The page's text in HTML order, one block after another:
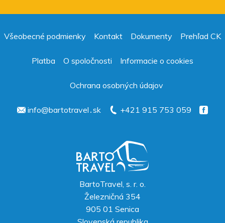
BartoTravel, s. r. o.
Železničná 354
905 01 Senica
Všeobecné podmienky Kontakt Dokumenty Prehľad CK
Platba O spoločnosti Informacie o cookies
Ochrana osobných údajov
info@bartotravel․sk +421 915 753 059